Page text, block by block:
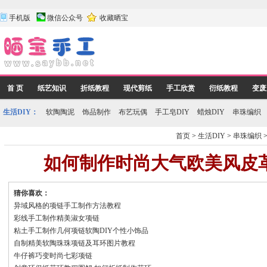
手机版 微信公众号 收藏晒宝
首 页 纸艺知识 折纸教程 现代剪纸 手工欣赏 衍纸教程 变
生活DIY： 软陶陶泥 饰品制作 布艺玩偶 手工皂DIY 蜡烛DIY 串珠编织
首页 >生活DIY > 串珠编织
如何制作时尚大气欧美风皮
猜你喜欢：
异域风格的项链手工制作方法教程
彩线手工制作精美淑女项链
粘土手工制作几何项链软陶DIY个性小饰品
自制精美软陶珠珠项链及耳环图片教程
牛仔裤巧变时尚七彩项链